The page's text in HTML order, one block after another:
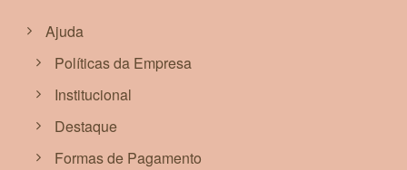
Ajuda
Políticas da Empresa
Institucional
Destaque
Formas de Pagamento